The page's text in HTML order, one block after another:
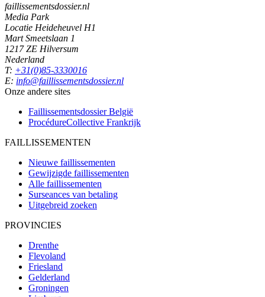
faillissementsdossier.nl
Media Park
Locatie Heideheuvel H1
Mart Smeetslaan 1
1217 ZE Hilversum
Nederland
T: +31(0)85-3330016
E: info@faillissementsdossier.nl
Onze andere sites
Faillissementsdossier België
ProcédureCollective Frankrijk
FAILLISSEMENTEN
Nieuwe faillissementen
Gewijzigde faillissementen
Alle faillissementen
Surseances van betaling
Uitgebreid zoeken
PROVINCIES
Drenthe
Flevoland
Friesland
Gelderland
Groningen